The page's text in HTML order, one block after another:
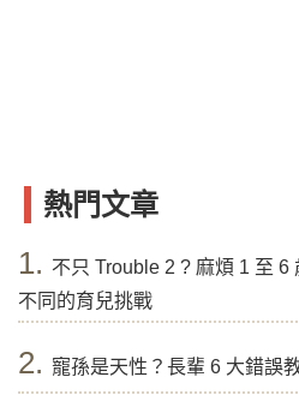
熱門文章
1. 不只 Trouble 2 ? 麻煩 1 至
不同的育兒挑戰
2. 寵孫是天性？長輩 6 大錯誤